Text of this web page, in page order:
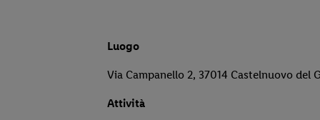
Luogo
Via Campanello 2, 37014 Castelnuovo del
Attività